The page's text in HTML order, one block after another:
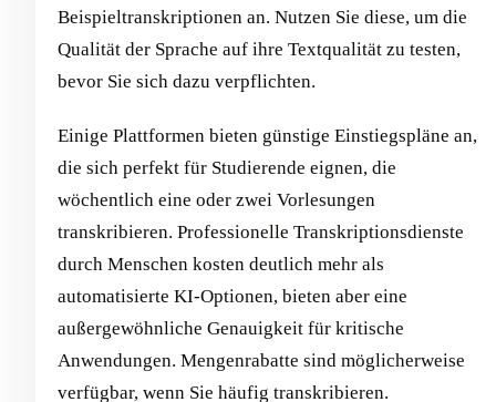
Beispieltranskriptionen an. Nutzen Sie diese, um die
Qualität der Sprache auf ihre Textqualität zu testen,
bevor Sie sich dazu verpflichten.
Einige Plattformen bieten günstige Einstiegspläne an,
die sich perfekt für Studierende eignen, die
wöchentlich eine oder zwei Vorlesungen
transkribieren. Professionelle Transkriptionsdienste
durch Menschen kosten deutlich mehr als
automatisierte KI-Optionen, bieten aber eine
außergewöhnliche Genauigkeit für kritische
Anwendungen. Mengenrabatte sind möglicherweise
verfügbar, wenn Sie häufig transkribieren.